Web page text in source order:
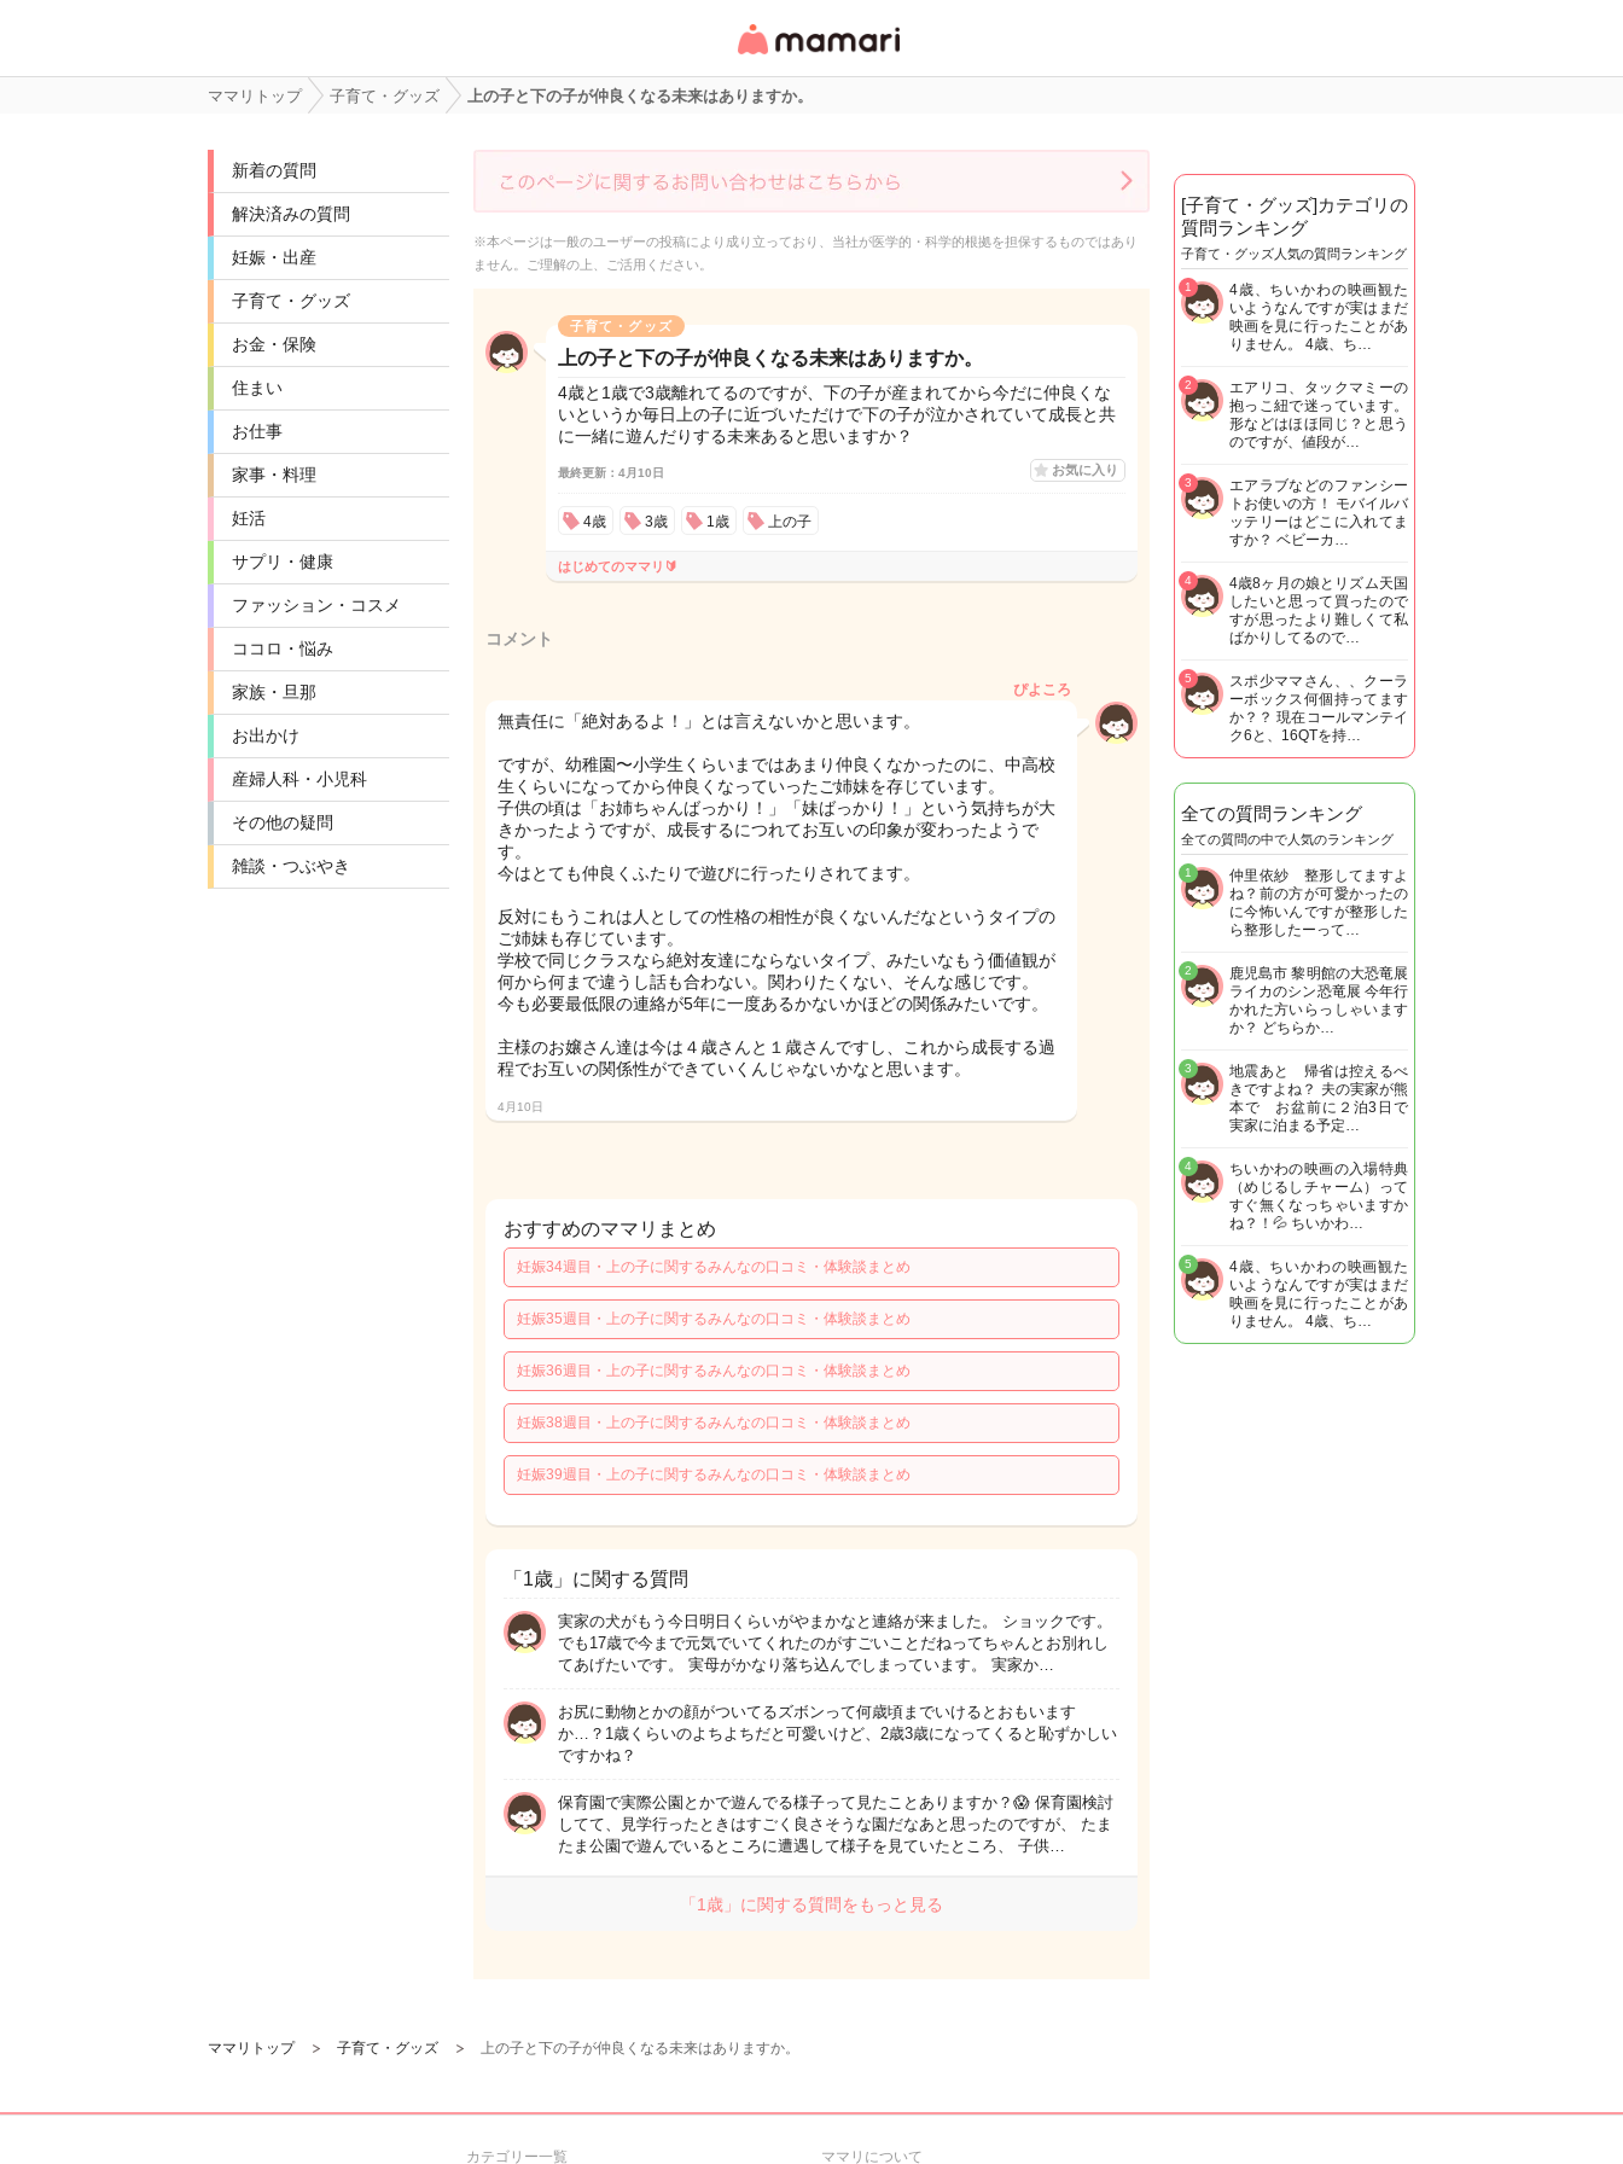
リ・情報サイト
ママリトップ 子育て・グッズ 上の子と下の子が仲良くなる未来はありますか。
新着の質問
解決済みの質問
妊娠・出産
子育て・グッズ
お金・保険
住まい
お仕事
家事・料理
妊活
サプリ・健康
ファッション・コスメ
ココロ・悩み
家族・旦那
お出かけ
産婦人科・小児科
その他の疑問
雑談・つぶやき
※本ページは一般のユーザーの投稿により成り立っており、当社が医学的・科学的根拠を担保するものではあり
ません。ご理解の上、ご活用ください。
子育て・グッズ
上の子と下の子が仲良くなる未来はありますか。
4歳と1歳で3歳離れてるのですが、下の子が産まれてから今だに仲良くな
いというか毎日上の子に近づいただけで下の子が泣かされていて成長と共
に一緒に遊んだりする未来あると思いますか？
最終更新：4月10日 お気に入り
4歳 3歳 1歳 上の子
はじめてのママリ🔰
コメント
ぴよころ
無責任に「絶対あるよ！」とは言えないかと思います。
ですが、幼稚園〜小学生くらいまではあまり仲良くなかったのに、中高校
生くらいになってから仲良くなっていったご姉妹を存じています。
子供の頃は「お姉ちゃんばっかり！」「妹ばっかり！」という気持ちが大
きかったようですが、成長するにつれてお互いの印象が変わったようで
す。
今はとても仲良くふたりで遊びに行ったりされてます。
反対にもうこれは人としての性格の相性が良くないんだなというタイプの
ご姉妹も存じています。
学校で同じクラスなら絶対友達にならないタイプ、みたいなもう価値観が
何から何まで違うし話も合わない。関わりたくない、そんな感じです。
今も必要最低限の連絡が5年に一度あるかないかほどの関係みたいです。
主様のお嬢さん達は今は４歳さんと１歳さんですし、これから成長する過
程でお互いの関係性ができていくんじゃないかなと思います。
4月10日
おすすめのママリまとめ
妊娠34週目・上の子に関するみんなの口コミ・体験談まとめ
妊娠35週目・上の子に関するみんなの口コミ・体験談まとめ
妊娠36週目・上の子に関するみんなの口コミ・体験談まとめ
妊娠38週目・上の子に関するみんなの口コミ・体験談まとめ
妊娠39週目・上の子に関するみんなの口コミ・体験談まとめ
「1歳」に関する質問
実家の犬がもう今日明日くらいがやまかなと連絡が来ました。 ショックです。
でも17歳で今まで元気でいてくれたのがすごいことだねってちゃんとお別れし
てあげたいです。 実母がかなり落ち込んでしまっています。 実家か…
お尻に動物とかの顔がついてるズボンって何歳頃までいけるとおもいます
か…？1歳くらいのよちよちだと可愛いけど、2歳3歳になってくると恥ずかしい
ですかね？
保育園で実際公園とかで遊んでる様子って見たことありますか？😱 保育園検討
してて、見学行ったときはすごく良さそうな園だなあと思ったのですが、 たま
たま公園で遊んでいるところに遭遇して様子を見ていたところ、 子供…
「1歳」に関する質問をもっと見る
[子育て・グッズ]カテゴリの
質問ランキング
子育て・グッズ人気の質問ランキング
4歳、ちいかわの映画観た
いようなんですが実はまだ
映画を見に行ったことがあ
りません。 4歳、ち…
1
エアリコ、タックマミーの
抱っこ紐で迷っています。
形などはほほ同じ？と思う
のですが、値段が…
2
エアラブなどのファンシー
トお使いの方！ モバイルバ
ッテリーはどこに入れてま
すか？ ベビーカ…
3
4歳8ヶ月の娘とリズム天国
したいと思って買ったので
すが思ったより難しくて私
ばかりしてるので…
4
スポ少ママさん、、クーラ
ーボックス何個持ってます
か？？ 現在コールマンテイ
ク6と、16QTを持…
5
全ての質問ランキング
全ての質問の中で人気のランキング
仲里依紗 整形してますよ
ね？前の方が可愛かったの
に今怖いんですが整形した
ら整形したーって…
1
鹿児島市 黎明館の大恐竜展
ライカのシン恐竜展 今年行
かれた方いらっしゃいます
か？ どちらか…
2
地震あと 帰省は控えるべ
きですよね？ 夫の実家が熊
本で お盆前に２泊3日で
実家に泊まる予定…
3
ちいかわの映画の入場特典
（めじるしチャーム）って
すぐ無くなっちゃいますか
ね？！💦 ちいかわ…
4
4歳、ちいかわの映画観た
いようなんですが実はまだ
映画を見に行ったことがあ
りません。 4歳、ち…
5
ママリトップ 子育て・グッズ 上の子と下の子が仲良くなる未来はありますか。
カテゴリー一覧 ママリについて